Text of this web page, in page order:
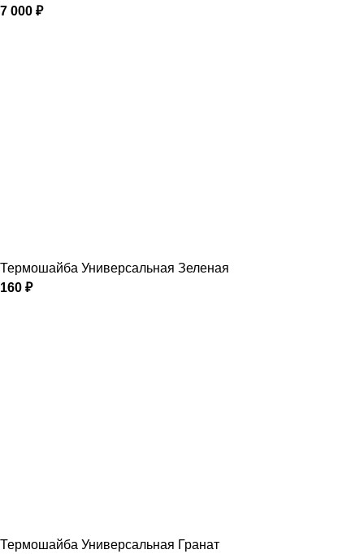
7 000 ₽
Термошайба Универсальная Зеленая
160 ₽
Термошайба Универсальная Гранат